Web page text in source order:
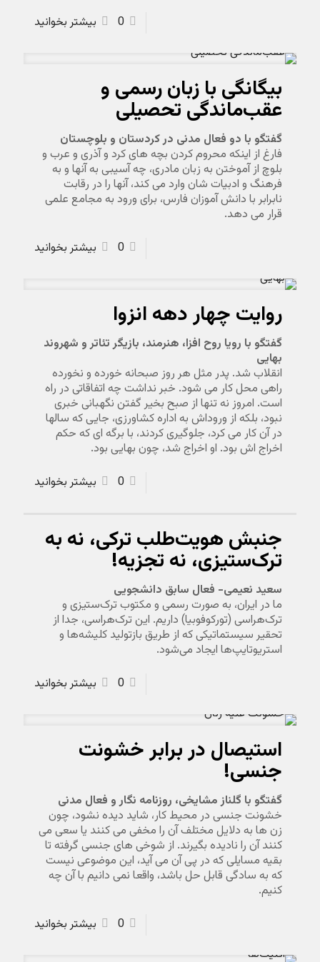
0 بیشتر بخوانید
بیگانگی با زبان رسمی و
عقب‌ماندگی تحصیلی
گفتگو با دو فعال مدنی در کردستان و بلوچستان
فارغ از اینکه محروم کردن بچه های کرد و آذری و عرب و
بلوچ از آموختن به زبان مادری، چه آسیبی به آنها و به
فرهنگ و ادبیات شان وارد می کند، آنها را در رقابت
نابرابر با دانش آموزان فارس، برای ورود به مجامع علمی
قرار می دهد.
0
بیشتر بخوانید
روایت چهار دهه انزوا
گفتگو با رویا روح افزا، هنرمند، بازیگر تئاتر و شهروند
بهایی
انقلاب شد. پدر مثل هر روز صبحانه خورده و نخورده
راهی محل کار می شود. خبر نداشت چه اتفاقاتی در راه
است. امروز نه تنها از صبح بخیر گفتن نگهبانی خبری
نبود، بلکه از وروداش به اداره کشاورزی، جایی که سالها
در آن کار می کرد، جلوگیری کردند، با برگه ای که حکم
اخراج اش بود. او اخراج شد، چون بهایی بود.
0
بیشتر بخوانید
جنبش هویت‌طلب ترکی، نه به
ترک‌ستیزی، نه تجزیه!
سعید نعیمی- فعال سابق دانشجویی
ما در ایران، به صورت رسمی و مکتوب ترک‌ستیزی و
ترک‌هراسی (تورکوفوبیا) داریم. این ترک‌هراسی، جدا از
تحقیر سیستماتیکی که از طریق بازتولید کلیشه‌ها و
استریوتایپ‌ها ایجاد می‌شود.
0
بیشتر بخوانید
استیصال در برابر خشونت
جنسی!
گفتگو با گلناز مشایخی، روزنامه نگار و فعال مدنی
خشونت جنسی در محیط کار، شاید دیده نشود، چون
زن ها به دلایل مختلف آن را مخفی می کنند یا سعی می
کنند آن را نادیده بگیرند. از شوخی های جنسی گرفته تا
بقیه مسایلی که در پی آن می آید، این موضوعی نیست
که به سادگی قابل حل باشد، واقعا نمی دانیم با آن چه
کنیم.
0
بیشتر بخوانید